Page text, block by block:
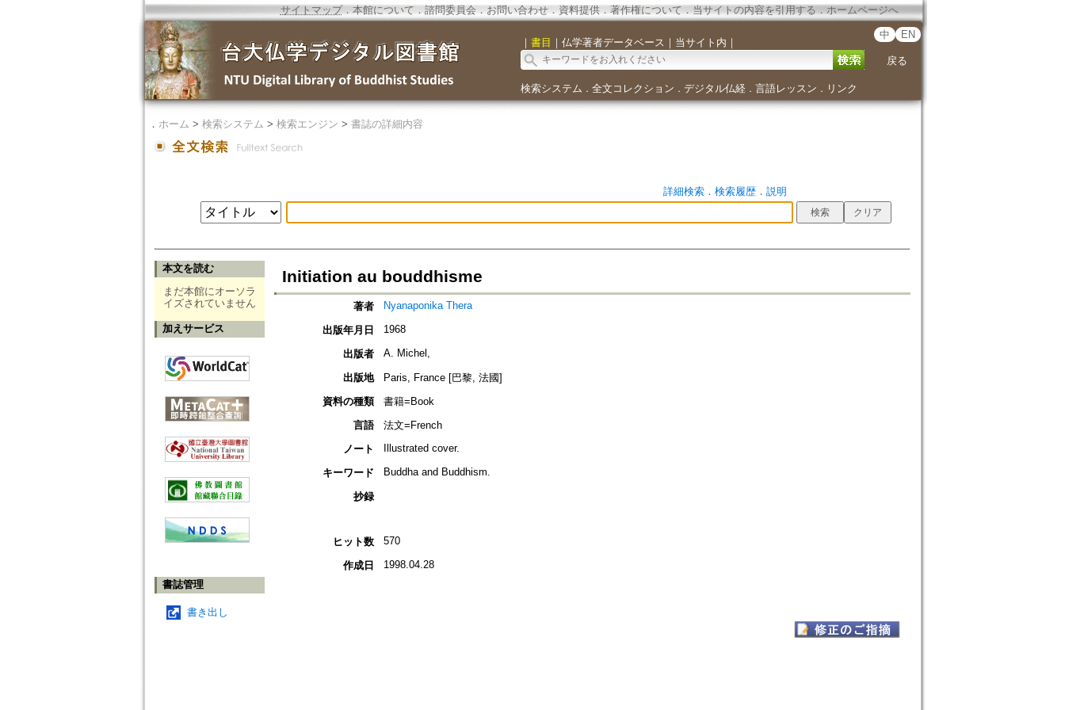
サイトマップ．本館について ． 諮問委員会． お問い合わせ． 資料提供． 著作権について．当サイトの内容を引用する ． ホームページへ
｜ 書目 ｜ 仏学著者データベース ｜ 当サイト内 ｜
中 EN
戻る
検索システム ． 全文コレクション ． デジタル仏経． 言語レッスン ． リンク
． ホーム > 検索システム > 検索エンジン > 書誌の詳細内容
詳細検索． 検索履歴． 説明
本文を読む
まだ本館にオーソラ
イズされていません
加えサービス
書誌管理
書き出し
Initiation au bouddhisme
著者 Nyanaponika Thera
出版年月日 1968
出版者 A. Michel,
出版地
Paris, France [巴黎, 法國]
資料の種類
書籍=Book
言語
法文=French
ノート
Illustrated cover.
キーワード Buddha and Buddhism.
抄録
ヒット数 570
作成日 1998.04.28